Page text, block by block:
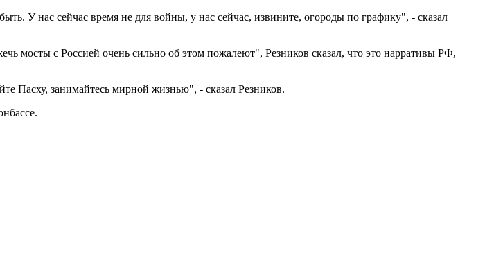
У нас сейчас время не для войны, у нас сейчас, извините, огороды по графику", - сказал
мосты с Россией очень сильно об этом пожалеют", Резников сказал, что это нарративы РФ,
Пасху, занимайтесь мирной жизнью", - сказал Резников.